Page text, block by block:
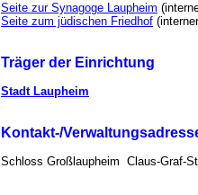
Seite zur Synagoge Laupheim
Seite zum jüdischen Friedhof
Träger der Einrichtung
Stadt Laupheim
Kontakt-/
Schloss Großlaupheim Claus-Graf-